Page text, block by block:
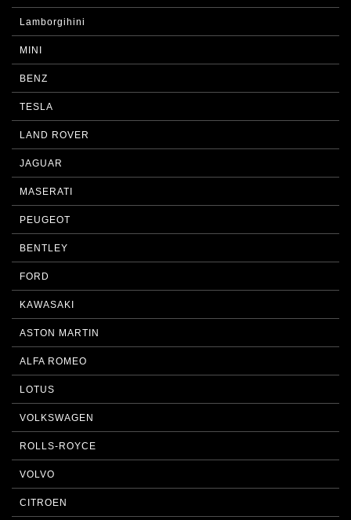
Lamborgihini
MINI
BENZ
TESLA
LAND ROVER
JAGUAR
MASERATI
PEUGEOT
BENTLEY
FORD
KAWASAKI
ASTON MARTIN
ALFA ROMEO
LOTUS
VOLKSWAGEN
ROLLS-ROYCE
VOLVO
CITROEN